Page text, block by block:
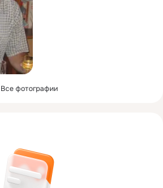
Все фотографии